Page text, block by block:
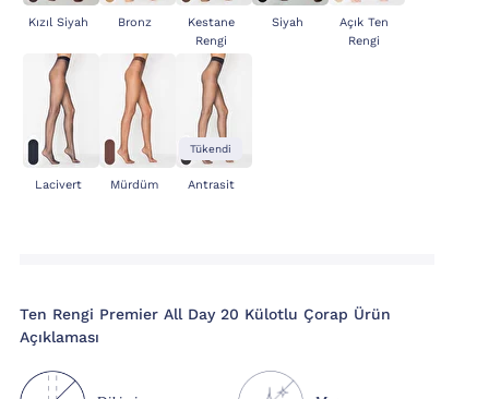
Kızıl Siyah Bronz
Kestane
Rengi
Siyah
Açık Ten
Rengi
Lacivert Mürdüm
Tükendi
Antrasit
Ten Rengi Premier All Day 20 Külotlu Çorap Ürün
Açıklaması